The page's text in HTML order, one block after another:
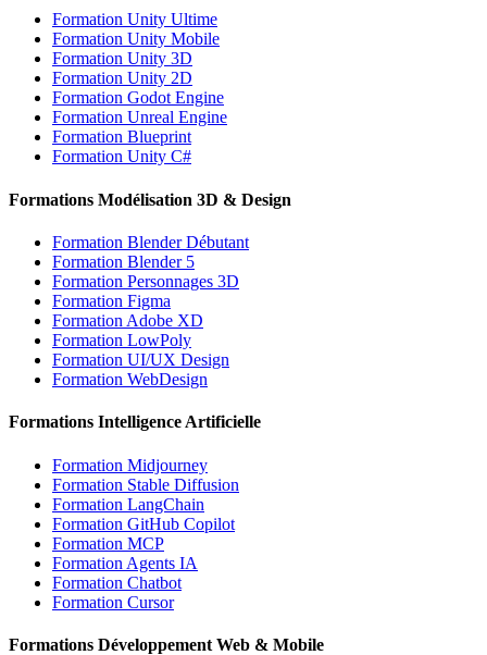
Formation Unity Ultime
Formation Unity Mobile
Formation Unity 3D
Formation Unity 2D
Formation Godot Engine
Formation Unreal Engine
Formation Blueprint
Formation Unity C#
Formations Modélisation 3D & Design
Formation Blender Débutant
Formation Blender 5
Formation Personnages 3D
Formation Figma
Formation Adobe XD
Formation LowPoly
Formation UI/UX Design
Formation WebDesign
Formations Intelligence Artificielle
Formation Midjourney
Formation Stable Diffusion
Formation LangChain
Formation GitHub Copilot
Formation MCP
Formation Agents IA
Formation Chatbot
Formation Cursor
Formations Développement Web & Mobile